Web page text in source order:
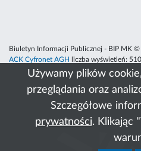
Używamy plików
przeglądania oraz
Szczegółowe
prywatności. Klikając
Biuletyn Informacji Publicznej - BIP MK
ACK Cyfronet AGH
liczba wyświetleń: